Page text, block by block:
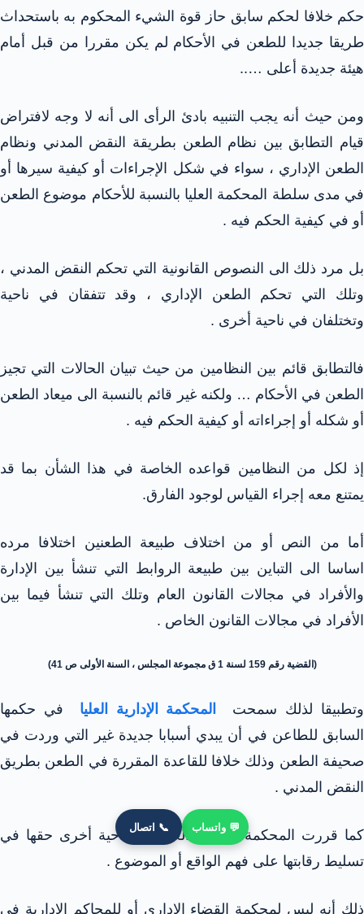
حكم خلافا لحكم سابق حاز قوة الشيء المحكوم به باستحداث
طريقا جديدا للطعن في الأحكام لم يكن مقررا من قبل أمام
هيئة جديدة أعلى …..
ومن حيث أنه يجب التنبيه بادئ الرأى الى أنه لا وجه لافتراض
قيام التطابق بين نظام الطعن بطريقة النقض المدني ونظام
الطعن الإداري ، سواء في شكل الإجراءات أو كيفية سيرها أو
في مدى سلطة المحكمة العليا بالنسبة للأحكام موضوع الطعن
أو في كيفية الحكم فيه .
بل مرد ذلك الى النصوص القانونية التي تحكم النقض المدني ،
وتلك التي تحكم الطعن الإداري ، وقد تتفقان في ناحية
وتختلفان في ناحية أخرى .
فالتطابق قائم بين النظامين من حيث تبيان الحالات التي تجيز
الطعن في الأحكام … ولكنه غير قائم بالنسبة الى ميعاد الطعن
أو شكله أو إجراءاته أو كيفية الحكم فيه .
إذ لكل من النظامين قواعده الخاصة في هذا الشأن بما قد
يمتنع معه إجراء القياس لوجود الفارق.
أما من النص أو من اختلاف طبيعة الطعنين اختلافا مرده
اساسا الى التباين بين طبيعة الروابط التي تنشأ بين الإدارة
والأفراد في مجالات القانون العام وتلك التي تنشأ فيما بين
الأفراد في مجالات القانون الخاص .
(القضية رقم 159 لسنة 1 ق مجموعة المجلس ، السنة الأولى ص 41)
وتطبيقا لذلك سمحت المحكمة الإدارية العليا
في حكمها
السابق للطاعن في أن يبدي أسبابا جديدة غير التي وردت في
صحيفة الطعن وذلك خلافا للقاعدة المقررة في الطعن بطريق
النقض المدني .
كما قررت المحكمة الإدارية العليا من ناحية أخرى حقها في
تسليط رقابتها على فهم الواقع أو الموضوع .
ذلك أنه ليس لمحكمة القضاء الإداري أو للمحاكم الإدارية في
💬 واتساب 📞 اتصال